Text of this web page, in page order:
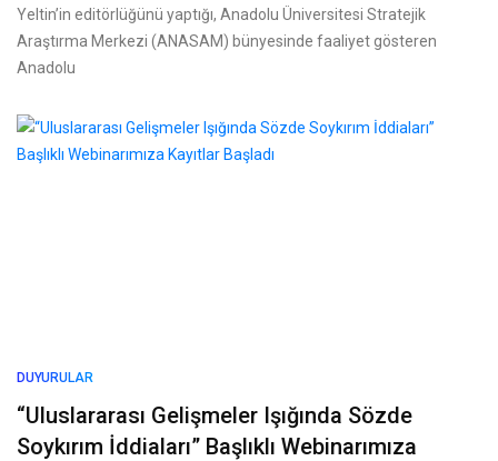
Yeltin’in editörlüğünü yaptığı, Anadolu Üniversitesi Stratejik
Araştırma Merkezi (ANASAM) bünyesinde faaliyet gösteren
Anadolu
DUYURULAR
“Uluslararası Gelişmeler Işığında Sözde
Soykırım İddiaları” Başlıklı Webinarımıza